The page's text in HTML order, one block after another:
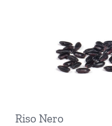
Riso Nero